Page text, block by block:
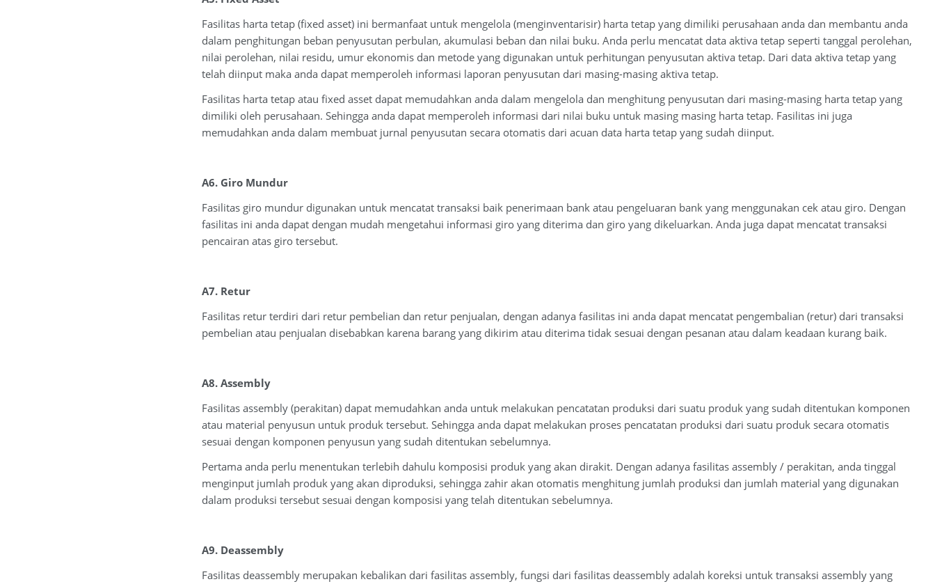
Fasilitas harta tetap (fixed asset) ini bermanfaat untuk mengelola (menginventarisir) harta tetap yang dimiliki perusahaan anda dan membantu anda
dalam penghitungan beban penyusutan perbulan, akumulasi beban dan nilai buku. Anda perlu mencatat data aktiva tetap seperti tanggal perolehan,
nilai perolehan, nilai residu, umur ekonomis dan metode yang digunakan untuk perhitungan penyusutan aktiva tetap. Dari data aktiva tetap yang
telah diinput maka anda dapat memperoleh informasi laporan penyusutan dari masing-masing aktiva tetap.
Fasilitas harta tetap atau fixed asset dapat memudahkan anda dalam mengelola dan menghitung penyusutan dari masing-masing harta tetap yang
dimiliki oleh perusahaan. Sehingga anda dapat memperoleh informasi dari nilai buku untuk masing masing harta tetap. Fasilitas ini juga
memudahkan anda dalam membuat jurnal penyusutan secara otomatis dari acuan data harta tetap yang sudah diinput.
A6. Giro Mundur
Fasilitas giro mundur digunakan untuk mencatat transaksi baik penerimaan bank atau pengeluaran bank yang menggunakan cek atau giro. Dengan
fasilitas ini anda dapat dengan mudah mengetahui informasi giro yang diterima dan giro yang dikeluarkan. Anda juga dapat mencatat transaksi
pencairan atas giro tersebut.
A7. Retur
Fasilitas retur terdiri dari retur pembelian dan retur penjualan, dengan adanya fasilitas ini anda dapat mencatat pengembalian (retur) dari transaksi
pembelian atau penjualan disebabkan karena barang yang dikirim atau diterima tidak sesuai dengan pesanan atau dalam keadaan kurang baik.
A8. Assembly
Fasilitas assembly (perakitan) dapat memudahkan anda untuk melakukan pencatatan produksi dari suatu produk yang sudah ditentukan komponen
atau material penyusun untuk produk tersebut. Sehingga anda dapat melakukan proses pencatatan produksi dari suatu produk secara otomatis
sesuai dengan komponen penyusun yang sudah ditentukan sebelumnya.
Pertama anda perlu menentukan terlebih dahulu komposisi produk yang akan dirakit. Dengan adanya fasilitas assembly / perakitan, anda tinggal
menginput jumlah produk yang akan diproduksi, sehingga zahir akan otomatis menghitung jumlah produksi dan jumlah material yang digunakan
dalam produksi tersebut sesuai dengan komposisi yang telah ditentukan sebelumnya.
A9. Deassembly
Fasilitas deassembly merupakan kebalikan dari fasilitas assembly, fungsi dari fasilitas deassembly adalah koreksi untuk transaksi assembly yang